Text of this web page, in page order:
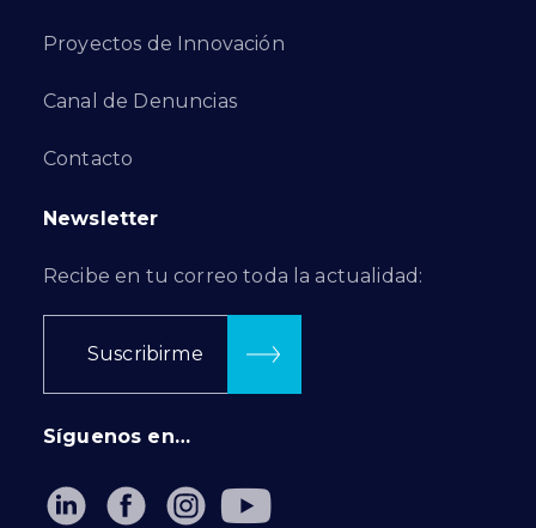
Proyectos de Innovación
Canal de Denuncias
Contacto
Newsletter
Recibe en tu correo toda la actualidad:
Suscribirme
Síguenos en…